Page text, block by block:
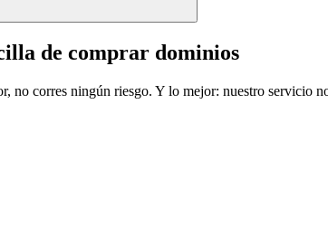
de comprar dominios
no corres ningún riesgo. Y lo mejor: nuestro servicio